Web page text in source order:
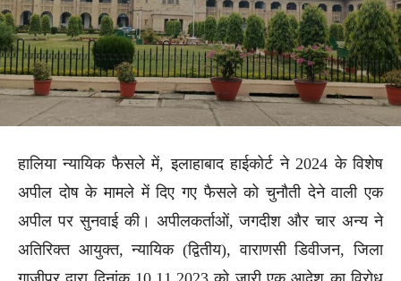
हालिया न्यायिक फैसले में, इलाहाबाद हाईकोर्ट ने 2024 के विशेष
अपील दोष के मामले में दिए गए फैसले को चुनौती देने वाली एक
अपील पर सुनवाई की। अपीलकर्ताओं, जगदीश और चार अन्य ने
अतिरिक्त आयुक्त, न्यायिक (द्वितीय), वाराणसी डिवीजन, जिला